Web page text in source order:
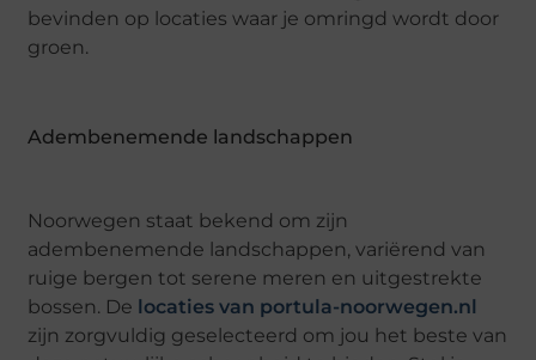
bevinden op locaties waar je omringd wordt door
groen.
Adembenemende landschappen
Noorwegen staat bekend om zijn
adembenemende landschappen, variërend van
ruige bergen tot serene meren en uitgestrekte
bossen. De locaties van portula-noorwegen.nl
zijn zorgvuldig geselecteerd om jou het beste van